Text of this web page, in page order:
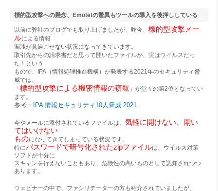
標的型攻撃への懸念、Emotetの驚異もツールの導入を後押ししている
以前に弊社のブログでも取り上げましたが、昨今、 標的型攻撃メー
ルによる情報
漏洩が見過ごせない状況になってきています。
取引先からの請求書だと思って開いたファイルが、実はウイルスだっ
た！という
もので、IPA（情報処理推進機構）が発表する2021年のセキュリティ脅
威では、
「標的型攻撃による機密情報の窃取 」が堂々の第2位となってい
ます。
参考： IPA 情報セキュリティ10大脅威 2021
今やメールに添付されているファイルは、 気軽に開けない、開い
てはいけない
ものになってきてしまっている状況です。
特にパスワードで暗号化されたzipファイルは、ウイルス対策
ソフトが十分に
スキャンを行えないこともあり、危険性の高いものとして認知されつつ
あります。
ウェビナーの中で、ファシリテーターの方も紹介されていましたが、